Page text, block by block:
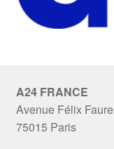
A24 FRANCE
Avenue Félix Faure
75015 Paris